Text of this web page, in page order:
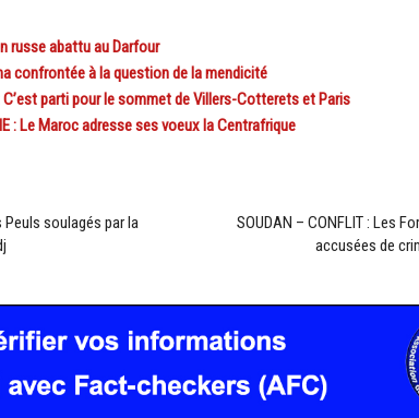
russe abattu au Darfour
confrontée à la question de la mendicité
: C’est parti pour le sommet de Villers-Cotterets et Paris
: Le Maroc adresse ses voeux la Centrafrique
Peuls soulagés par la
SOUDAN – CONFLIT : Les
accusées de